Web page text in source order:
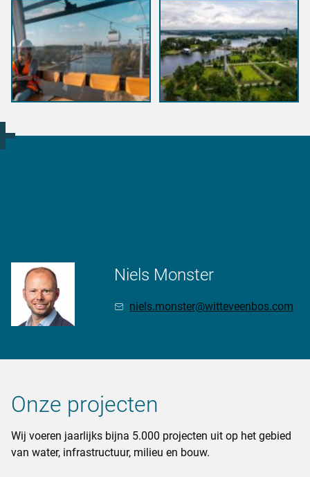
Niels Monster
niels.monster@witteveenbos.com
Onze projecten
Wij voeren jaarlijks bijna 5.000 projecten uit op het gebied
van water, infrastructuur, milieu en bouw.